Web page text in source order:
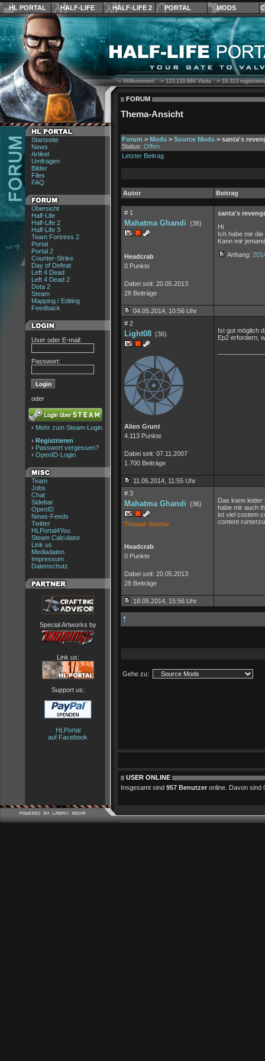
HL PORTAL HALF-LIFE HALF-LIFE 2 PORTAL MODS
Startseite
News
Artikel
Umfragen
Bilder
Files
FAQ
Übersicht
Half-Life
Half-Life 2
Half-Life 3
Team Fortress 2
Portal
Portal 2
Counter-Strike
Day of Defeat
Left 4 Dead
Left 4 Dead 2
Dota 2
Steam
Mapping / Editing
Feedback
User oder E-mail:
Passwort:
oder
› Mehr zum Steam-Login
› Registrieren
› Passwort vergessen?
› OpenID-Login
Team
Jobs
Chat
Sidebar
OpenID
News-Feeds
Twitter
HLPortal4You
Steam Calculator
Link us
Mediadaten
Impressum
Datenschutz
Special Artworks by
Link us:
Support us:
HLPortal
auf Facebook
›› Willkommen! ››123.133.684Visits ››18.313
FORUM
Thema-Ansicht
Forum > Mods > Source Mods > santa's
Status: Offen
Letzter Beitrag
Autor Beitrag
# 1
Mahatma Ghandi (36)
Headcrab
0 Punkte
Dabei seit: 20.05.2013
28 Beiträge
santa's
Hi
Ich habe mir
Kann mir
Anhang:
04.05.2014, 10:56 Uhr
# 2
Light08 (36)
Alien Grunt
4.113 Punkte
Dabei seit: 07.11.2007
1.700 Beiträge
Ist gut möglich
Ep2 erfordern,
11.05.2014, 11:55 Uhr
# 3
Mahatma Ghandi (36)
Thread-Starter
Headcrab
0 Punkte
Dabei seit: 20.05.2013
28 Beiträge
Das kann
habe mir auch
ist viel costem
content
18.05.2014, 15:56 Uhr
Gehe zu:
USER ONLINE
Insgesamt sind 957 Benutzer online. Davon sind